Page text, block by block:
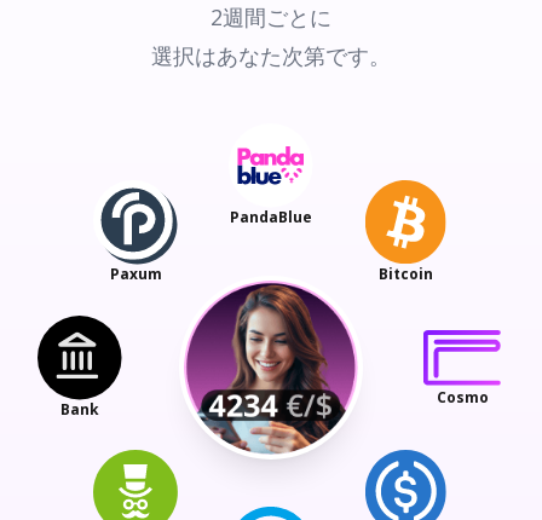
2週間ごとに
選択はあなた次第です。
PandaBlue
Bitcoin
Cosmo
Bank
Paxum